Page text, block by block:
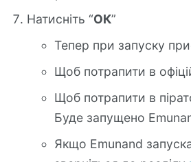
Натисніть “ОК”
Тепер при запуску
Щоб потрапити в
Щоб потрапити в
Буде запущено
Якщо Emunand